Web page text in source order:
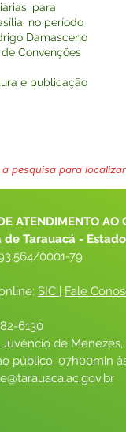
para
no período
Damasceno
Convenções
e publicação
pesquisa para
ATENDIMENTO AO
de Tarauacá -
0001-79
SIC | Fale
6130
Juvêncio de
público: 07h00min